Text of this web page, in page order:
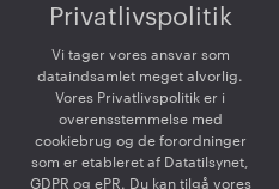
Privatlivspolitik
Vi tager vores ansvar som
dataindsamlet meget alvorlig.
Vores Privatlivspolitik er i
overensstemmelse med
cookiebrug og de forordninger
som er etableret af Datatilsynet,
GDPR og ePR. Du kan tilgå vores